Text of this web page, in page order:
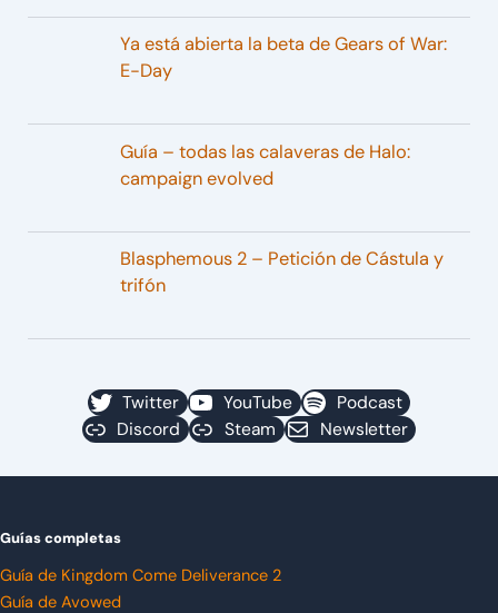
Ya está abierta la beta de Gears of War:
E-Day
Guía – todas las calaveras de Halo:
campaign evolved
Blasphemous 2 – Petición de Cástula y
trifón
Twitter YouTube
Podcast
Discord
Steam Newsletter
Guías completas
Guía de Kingdom Come Deliverance 2
Guía de Avowed